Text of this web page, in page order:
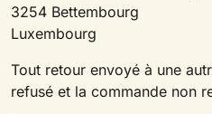
3254 Bettembourg
Luxembourg
Tout retour envoyé à une
refusé et la commande non